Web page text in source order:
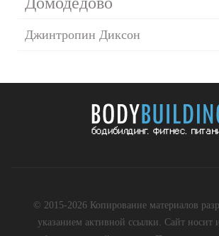
Джинтропин Диксон
© 2015-2026 Копирование материалов
указанием активной ссылки. Сайт носит